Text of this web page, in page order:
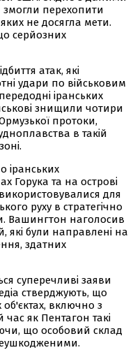
змогли перехопити
не досягла мети.
серйозних
атак, які
удари по військовим
іранських
знищили чотири
протоки,
в такій
іранських
Горука та на острові
для
руху в стратегічно
Вашингтон наголосив
які були направлені на
здатних
суперечливі заяви
стверджують, що
включно з
як Пентагон такі
що особовий склад